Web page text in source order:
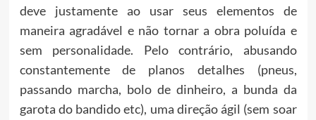
deve justamente ao usar seus elementos de
maneira agradável e não tornar a obra poluída e
sem personalidade. Pelo contrário, abusando
constantemente de planos detalhes (pneus,
passando marcha, bolo de dinheiro, a bunda da
garota do bandido etc), uma direção ágil (sem soar